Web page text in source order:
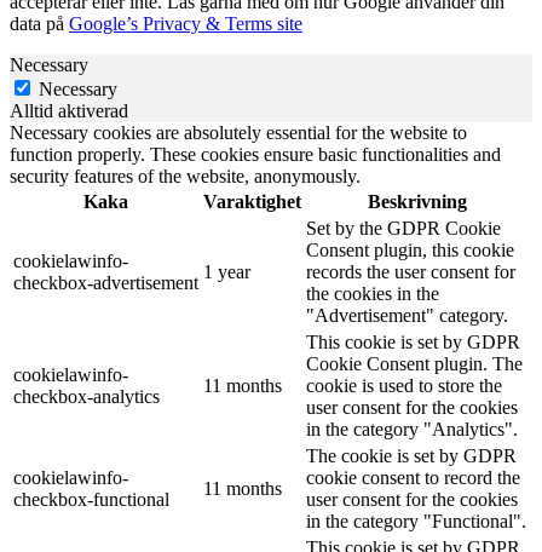
data på Google’s Privacy & Terms site
Necessary
Necessary
Alltid aktiverad
Necessary cookies are absolutely essential for the website to
function properly. These cookies ensure basic functionalities and
security features of the website, anonymously.
Kaka
Varaktighet Beskrivning
cookielawinfo-
checkbox-advertisement
1 year
Set by the GDPR Cookie
Consent plugin, this cookie
records the user consent for
the cookies in the
"Advertisement" category.
cookielawinfo-
checkbox-analytics
11 months
This cookie is set by GDPR
Cookie Consent plugin. The
cookie is used to store the
user consent for the cookies
in the category "Analytics".
cookielawinfo-
checkbox-functional
11 months
The cookie is set by GDPR
cookie consent to record the
user consent for the cookies
in the category "Functional".